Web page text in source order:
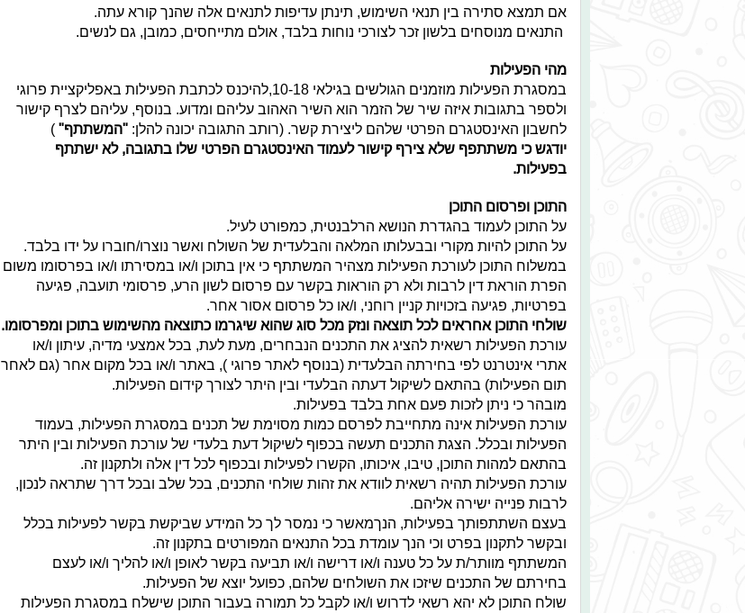
אם תמצא סתירה בין תנאי השימוש, תינתן עדיפות לתנאים אלה שהנך קורא עתה.
התנאים מנוסחים בלשון זכר לצורכי נוחות בלבד, אולם מתייחסים, כמובן, גם לנשים.
מהי הפעילות
במסגרת הפעילות מוזמנים הגולשים בגילאי 10-18,להיכנס לכתבת הפעילות באפליקציית פרוגי
ולספר בתגובות איזה שיר של הזמר הוא השיר האהוב עליהם ומדוע. בנוסף, עליהם לצרף קישור
לחשבון האינסטגרם הפרטי שלהם ליצירת קשר. (רותב התגובה יכונה להלן: "המשתתף" )
יודגש כי משתתפף שלא צירף קישור לעמוד האינסטגרם הפרטי שלו בתגובה, לא ישתתף
בפעילות.
התוכן ופרסום התוכן
על התוכן לעמוד בהגדרת הנושא הרלבנטית, כמפורט לעיל.
על התוכן להיות מקורי ובבעלותו המלאה והבלעדית של השולח ואשר נוצרו/חוברו על ידו בלבד.
במשלוח התוכן לעורכת הפעילות מצהיר המשתתף כי אין בתוכן ו/או במסירתו ו/או בפרסומו משום
הפרת הוראת דין לרבות ולא רק הוראות בקשר עם פרסום לשון הרע, פרסומי תועבה, פגיעה
בפרטיות, פגיעה בזכויות קניין רוחני, ו/או כל פרסום אסור אחר.
שולחי התוכן אחראים לכל תוצאה ונזק מכל סוג שהוא שיגרמו כתוצאה מהשימוש בתוכן ומפרסומו.
עורכת הפעילות רשאית להציג את התכנים הנבחרים, מעת לעת, בכל אמצעי מדיה, עיתון ו/או
אתרי אינטרנט לפי בחירתה הבלעדית (בנוסף לאתר פרוגי ), באתר ו/או בכל מקום אחר (גם לאחר
תום הפעילות) בהתאם לשיקול דעתה הבלעדי ובין היתר לצורך קידום הפעילות.
מובהר כי ניתן לזכות פעם אחת בלבד בפעילות.
עורכת הפעילות אינה מתחייבת לפרסם כמות מסוימת של תכנים במסגרת הפעילות, בעמוד
הפעילות ובכלל. הצגת התכנים תעשה בכפוף לשיקול דעת בלעדי של עורכת הפעילות ובין היתר
בהתאם למהות התוכן, טיבו, איכותו, הקשרו לפעילות ובכפוף לכל דין אלה ולתקנון זה.
עורכת הפעילות תהיה רשאית לוודא את זהות שולחי התכנים, בכל שלב ובכל דרך שתראה לנכון,
לרבות פנייה ישירה אליהם.
בעצם השתתפותך בפעילות, הנךמאשר כי נמסר לך כל המידע שביקשת בקשר לפעילות בכלל
ובקשר לתקנון בפרט וכי הנך עומדת בכל התנאים המפורטים בתקנון זה.
המשתתף מוותר/ת על כל טענה ו/או דרישה ו/או תביעה בקשר לאופן ו/או להליך ו/או לעצם
בחירתם של התכנים שיזכו את השולחים שלהם, כפועל יוצא של הפעילות.
שולח התוכן לא יהא רשאי לדרוש ו/או לקבל כל תמורה בעבור התוכן שישלח במסגרת הפעילות